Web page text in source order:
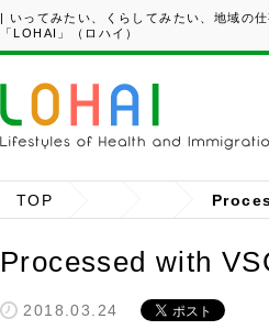
| いってみたい、くらしてみたい、地域の
「LOHAI」（ロハイ）
TOP
Processed with
2018.03.24